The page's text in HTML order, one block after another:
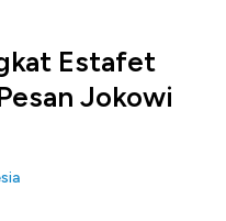
Estafet
Jokowi